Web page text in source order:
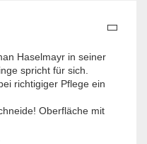
Haselmayr in seiner
spricht für sich.
richtigiger Pflege ein
Oberfläche mit